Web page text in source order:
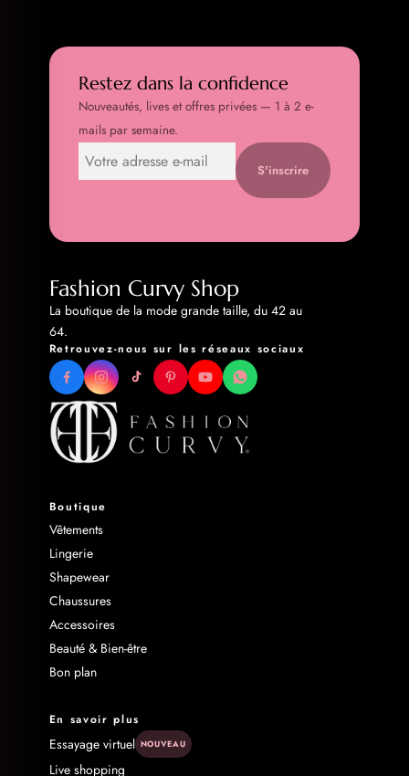
Restez dans la confidence
Nouveautés, lives et offres privées — 1 à 2 e-
mails par semaine.
S'inscrire
Fashion Curvy Shop
La boutique de la mode grande taille, du 42 au
64.
Retrouvez-nous sur les réseaux sociaux
Boutique
Vêtements
Lingerie
Shapewear
Chaussures
Accessoires
Beauté & Bien-être
Bon plan
En savoir plus
Essayage virtuel NOUVEAU
Live shopping